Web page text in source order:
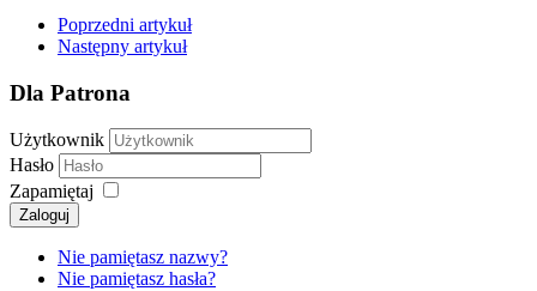
Poprzedni artykuł
Następny artykuł
Dla Patrona
Użytkownik
Hasło
Zapamiętaj
Zaloguj
Nie pamiętasz nazwy?
Nie pamiętasz hasła?